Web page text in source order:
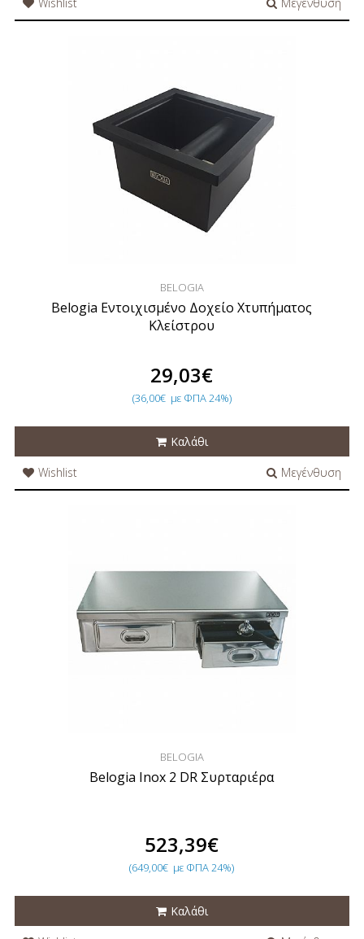
BELOGIA
Belogia Εντοιχισμένο Δοχείο Χτυπήματος
Κλείστρου
29,03€
(36,00€ με ΦΠΑ 24%)
Καλάθι
Wishlist
Μεγένθυση
BELOGIA
Belogia Inox 2 DR Συρταριέρα
523,39€
(649,00€ με ΦΠΑ 24%)
Καλάθι